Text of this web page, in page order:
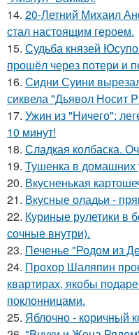
14. 20-Летний Михаил
стал настоящим героем.
15. Судьба князей
прошёл через потери и
16. Сидни Суини
сиквела "Дьявол Носит
17. Ужин из "Ничего":
10 минут!
18. Сладкая колбаска.
19. Тушенка в домашних
20. Вкусненькая
21. Вкусные оладьи -
22. Куриные рулетики в
сочные внутри).
23. Печенье "Родом из
24. Прохор Шаляпин
квартирах, якобы
поклонницами.
25. Яблочно - коричный